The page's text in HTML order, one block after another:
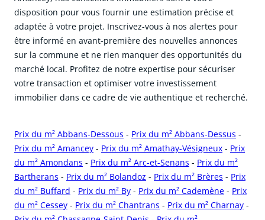
disposition pour vous fournir une estimation précise et
adaptée à votre projet. Inscrivez-vous à nos alertes pour
être informé en avant-première des nouvelles annonces
sur la commune et ne rien manquer des opportunités du
marché local. Profitez de notre expertise pour sécuriser
votre transaction et optimiser votre investissement
immobilier dans ce cadre de vie authentique et recherché.
Prix du m² Abbans-Dessous - Prix du m² Abbans-Dessus -
Prix du m² Amancey - Prix du m² Amathay-Vésigneux - Prix
du m² Amondans - Prix du m² Arc-et-Senans - Prix du m²
Bartherans - Prix du m² Bolandoz - Prix du m² Brères - Prix
du m² Buffard - Prix du m² By - Prix du m² Cademène - Prix
du m² Cessey - Prix du m² Chantrans - Prix du m² Charnay -